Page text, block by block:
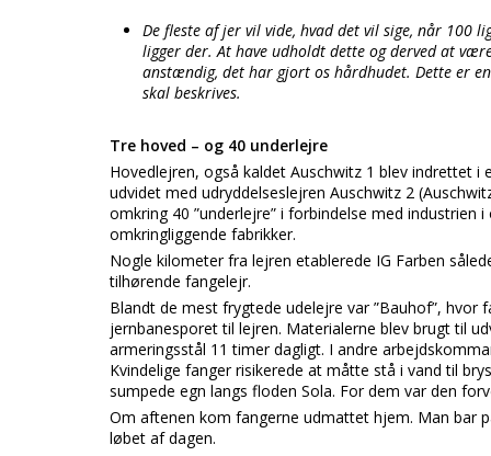
De fleste af jer vil vide, hvad det vil sige, når 100
ligger der. At have udholdt dette og derved at
anstændig, det har gjort os hårdhudet. Dette er
skal beskrives.
Tre hoved – og 40 underlejre
Hovedlejren, også kaldet Auschwitz 1 blev indrettet
udvidet med udryddelseslejren Auschwitz 2
omkring 40 ”underlejre” i forbindelse med
omkringliggende fabrikker.
Nogle kilometer fra lejren etablerede IG Farben
tilhørende fangelejr.
Blandt de mest frygtede udelejre var ”Bauhof”,
jernbanesporet til lejren. Materialerne blev brugt til
armeringsstål 11 timer dagligt. I andre
Kvindelige fanger risikerede at måtte stå i vand til
sumpede egn langs floden Sola. For dem var den
Om aftenen kom fangerne udmattet hjem. Man bar
løbet af dagen.